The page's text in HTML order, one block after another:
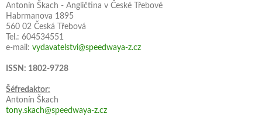
Antonín Škach - Angličtina v České Třebové
Habrmanova 1895
560 02 Česká Třebová
Tel.: 604534551
e-mail: vydavatelstvi@speedwaya-z.cz
ISSN: 1802-9728
Šéfredaktor:
Antonín Škach
tony.skach@speedwaya-z.cz